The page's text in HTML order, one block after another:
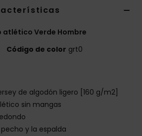
atlético Verde Hombre
Código de color grt0
de algodón ligero [160 g/m2]
sin mangas
y la espalda